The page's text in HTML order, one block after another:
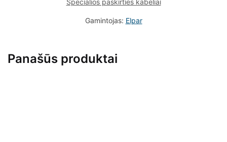
Specialios paskirties kabeliai
Gamintojas: Elpar
Panašūs produktai